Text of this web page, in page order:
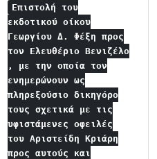
Επιστολή του
εκδοτικού οίκου
Γεωργίου Δ. Φέξη προς
τον Ελευθέριο Βενιζέλο
, με την οποία τον
ενημερώνουν ως
πληρεξούσιο δικηγόρο
τους σχετικά με τις
υφιστάμενες οφειλές
του Αριστείδη Κριάρη
προς αυτούς και